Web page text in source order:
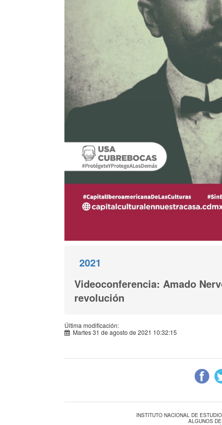
2021
Videoconferencia: Amado
revolución
Última modificación:
Martes 31 de agosto de 2021 10:32:15
INSTITUTO NACIONAL DE
ALGUNOS